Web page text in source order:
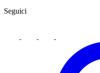
Seguici